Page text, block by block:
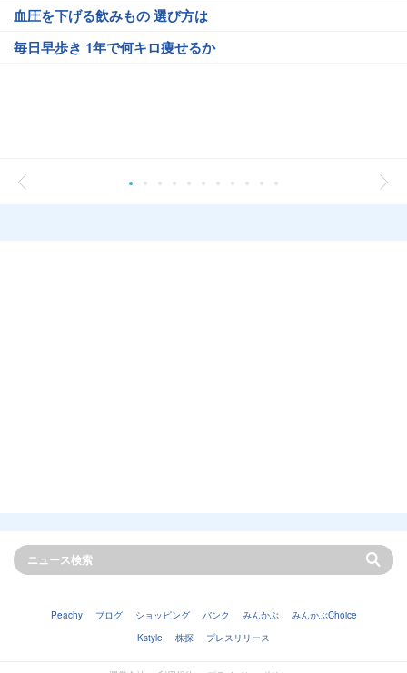
血圧を下げる飲みもの 選び方は
毎日早歩き 1年で何キロ痩せるか
Peachy ブログ ショッピング バンク みんかぶ
みんかぶChoice
Kstyle
株探 プレスリリース